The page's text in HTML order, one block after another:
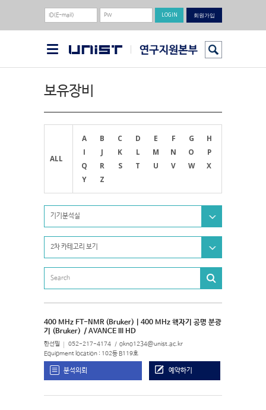
회원가입
보유장비
ALL
A B C D E F G
H
I
J K L M N O
P
Q
R S T U V W
X
Y
Z
기기분석실
2차 카테고리 보기
400 MHz FT-NMR (Bruker) | 400 MHz 핵자기 공명 분광
기 (Bruker) / AVANCE III HD
한선필 052-217-4174 okno1234@unist.ac.kr
Equipment location : 102동 B119호
분석의뢰 예약하기